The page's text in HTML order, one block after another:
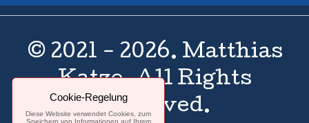
© 2021 - 2026. Matthias
Katze. All Rights
Reserved.
Cookie-Regelung
Diese Website verwendet Cookies, zum
Speichern von Informationen auf Ihrem